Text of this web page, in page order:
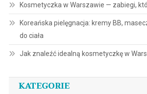
Kosmetyczka w Warszawie — zabiegi,
Koreańska pielęgnacja: kremy BB,
do ciała
Jak znaleźć idealną kosmetyczkę w
KATEGORIE